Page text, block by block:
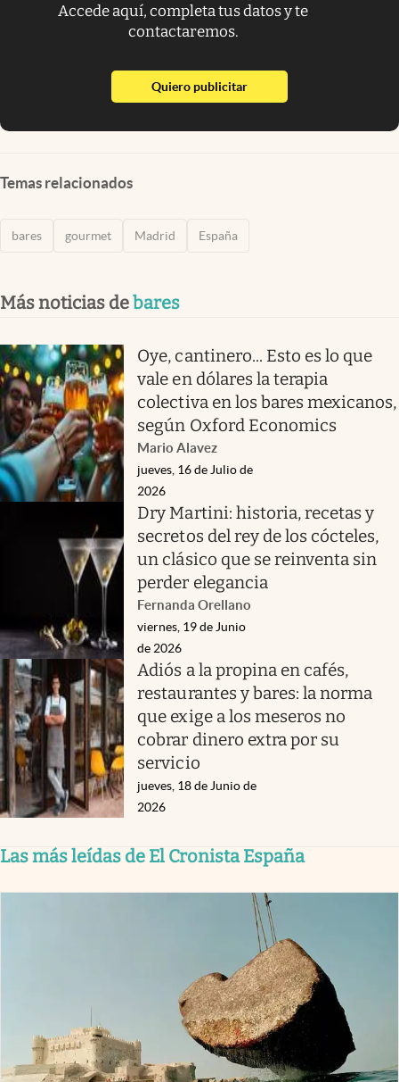
Accede aquí, completa tus datos y te
contactaremos.
Quiero publicitarabre en nueva pestaña
Temas relacionados
bares gourmet Madrid España
Más noticias debares
Oye, cantinero... Esto es lo que
vale en dólares la terapia
colectiva en los bares mexicanos,
según Oxford Economics
Mario Alavez
jueves, 16 de Julio de
2026
Dry Martini: historia, recetas y
secretos del rey de los cócteles,
un clásico que se reinventa sin
perder elegancia
Fernanda Orellano
viernes, 19 de Junio
de 2026
Adiós a la propina en cafés,
restaurantes y bares: la norma
que exige a los meseros no
cobrar dinero extra por su
servicio
jueves, 18 de Junio de
2026
Las más leídas de El Cronista España